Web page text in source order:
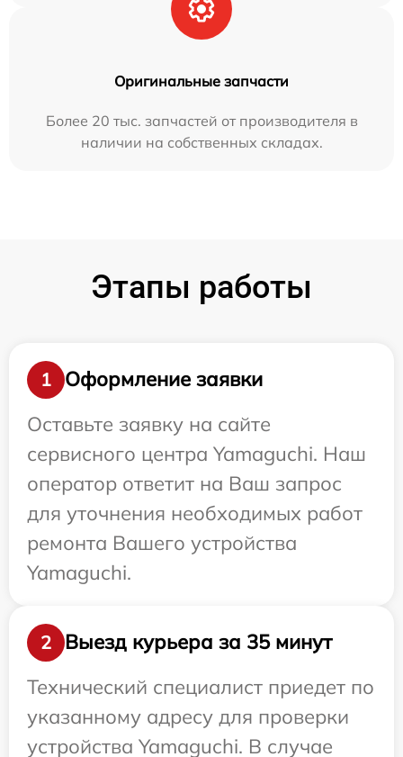
Оригинальные запчасти
Более 20 тыс. запчастей от производителя в
наличии на собственных складах.
Этапы работы
1
Оформление заявки
Оставьте заявку на сайте
сервисного центра Yamaguchi. Наш
оператор ответит на Ваш запрос
для уточнения необходимых работ
ремонта Вашего устройства
Yamaguchi.
2
Выезд курьера за 35 минут
Технический специалист приедет по
указанному адресу для проверки
устройства Yamaguchi. В случае